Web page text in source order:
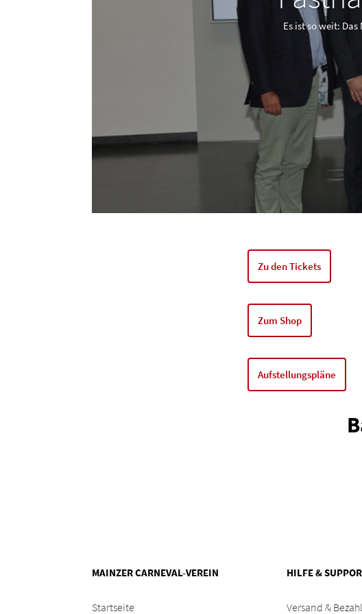
Es ist so weit:
Zu den Tickets
Zum Shop
Aufstellungspläne
MAINZER CARNEVAL-VEREIN
Startseite
HILFE &
Versand &